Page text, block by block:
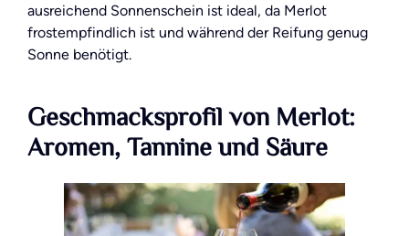
ausreichend Sonnenschein ist ideal, da Merlot
frostempfindlich ist und während der Reifung genug
Sonne benötigt.
Geschmacksprofil von Merlot:
Aromen, Tannine und Säure